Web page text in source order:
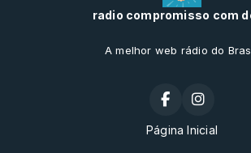
radio compromisso com
A melhor web rádio do
Página Inicial